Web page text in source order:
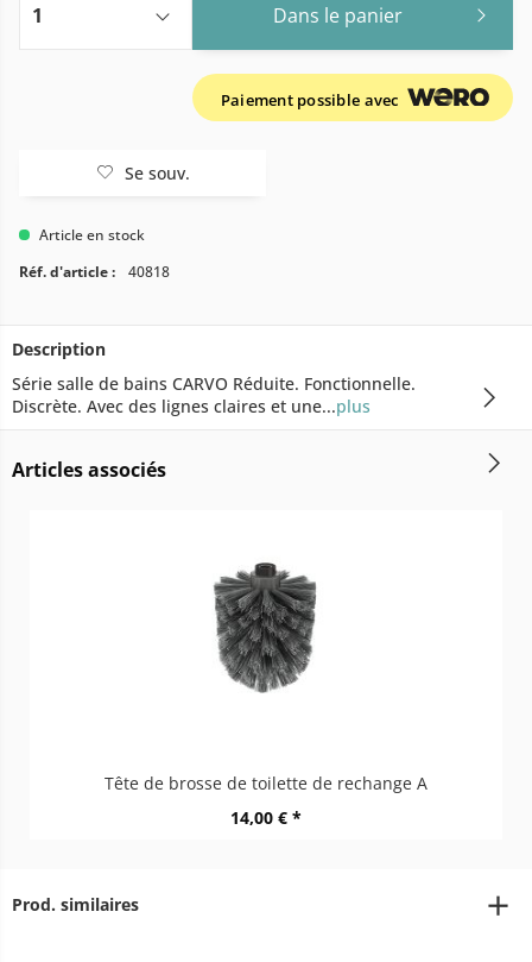
Dans le panier
Paiement possible avec
Se souv.
Article en stock
Réf. d'article :
40818
Description
Série salle de bains CARVO Réduite. Fonctionnelle.
Discrète. Avec des lignes claires et une...plus
Articles associés
Tête de brosse de toilette de rechange A
14,00 € *
Prod. similaires